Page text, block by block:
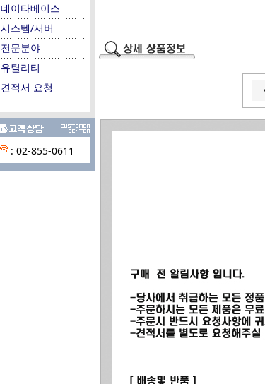
데이타베이스
시스템/서버
전문분야
유틸리티
견적서 요청
: 02-855-0611